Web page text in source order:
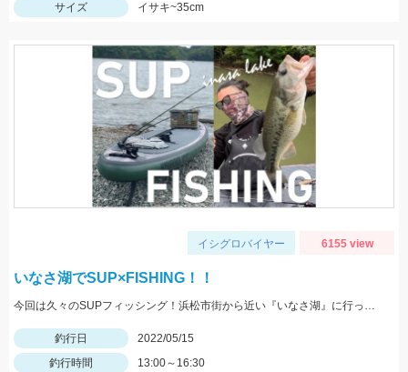
サイズ
イサキ~35cm
イシグロバイヤー 6155 view
いなさ湖でSUP×FISHING！！
今回は久々のSUPフィッシング！浜松市街から近い『いなさ湖』に行ってきました！！
釣行日
2022/05/15
釣行時間
13:00～16:30